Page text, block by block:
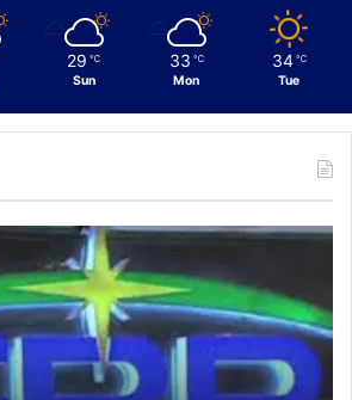
29 ℃
Sun
33 ℃
Mon
34 ℃
Tue
C
t
o
m
s